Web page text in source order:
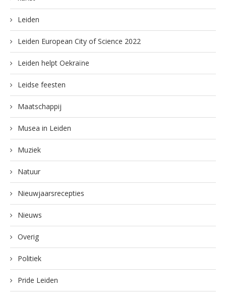
Leiden
Leiden European City of Science 2022
Leiden helpt Oekraïne
Leidse feesten
Maatschappij
Musea in Leiden
Muziek
Natuur
Nieuwjaarsrecepties
Nieuws
Overig
Politiek
Pride Leiden